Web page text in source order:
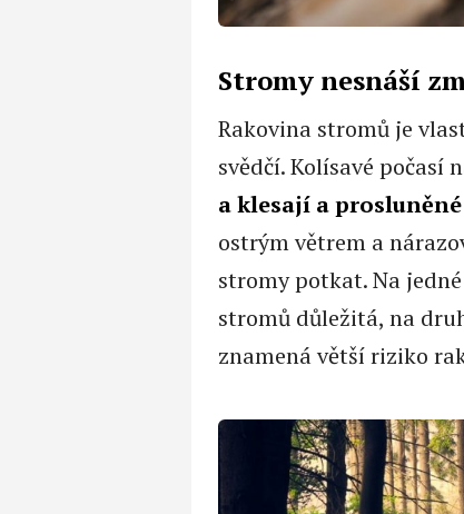
Stromy nesnáší
Rakovina stromů je
svědčí. Kolísavé počasí
a klesají a
ostrým větrem a
stromy potkat. Na
stromů důležitá, na
znamená větší riziko